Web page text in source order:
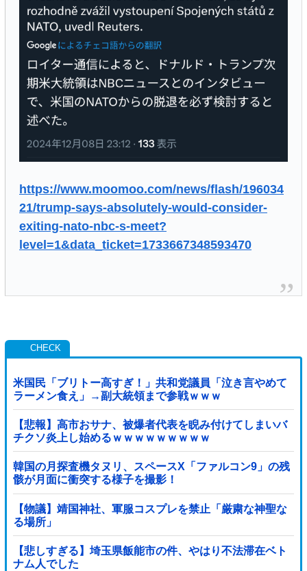
https://www.moomoo.com/news/flash/196034
21/trump-says-absolutely-would-consider-
exiting-nato-nbc-s-meet?
level=1&data_ticket=1733667348593470
米国民「ブリトー高すぎ！」共和党議員「泣き言やめて
ラーメン食え」→副大統領まで参戦ｗｗｗ
【悲報】高市おサナ、被爆者代表を睨み付けてしまいバ
チクソ炎上し始めるｗｗｗｗｗｗｗｗｗ
韓国の月探査機タヌリ、スペースX「ファルコン9」の残
骸が月面に衝突する様子を撮影！
【物議】靖国神社、軍服コスプレを禁止「厳粛な神聖な
る場所」
【悲しすぎる】埼玉県飯能市の件、やはり不法滞在ベト
ナム人でした